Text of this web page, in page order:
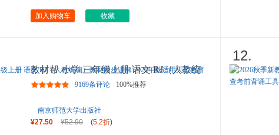
加入购物车 收藏
教材帮 小学 三年级上册 语文 RJ（人教统
编）教材同步讲解 2026年...
9169条评论 100%推荐
南京师范大学出版社
¥27.50
¥52.90 (5.2折)
12.